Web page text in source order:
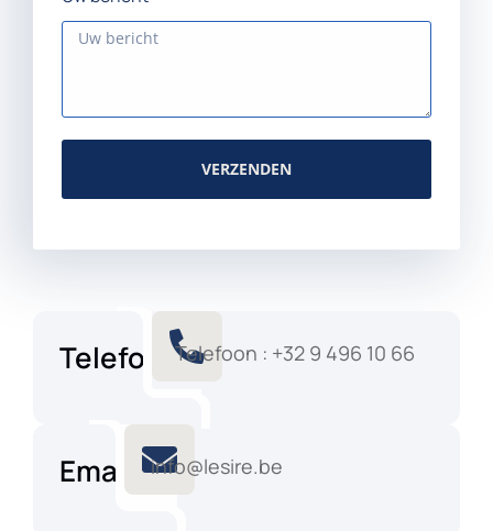
VERZENDEN
TelefoonTelefoon : +32 9 496 10 66
Email info@lesire.be